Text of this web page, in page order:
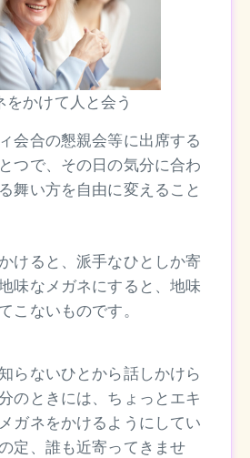
をかけて人と会う
会合の懇親会等に出席する
つで、その日の気分に合わ
舞い方を自由に変えること
けると、派手なひとしか寄
味なメガネにすると、地味
こないものです。
らないひとから話しかけら
のときには、ちょっとエキ
ガネをかけるようにしてい
定、誰も近寄ってきませ